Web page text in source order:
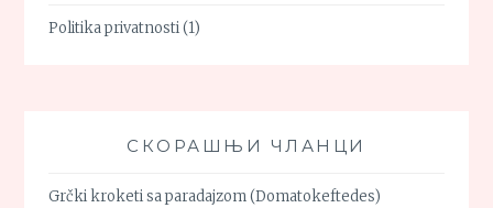
Politika privatnosti(1)
СКОРАШЊИ ЧЛАНЦИ
Grčki kroketi sa paradajzom (Domatokeftedes)